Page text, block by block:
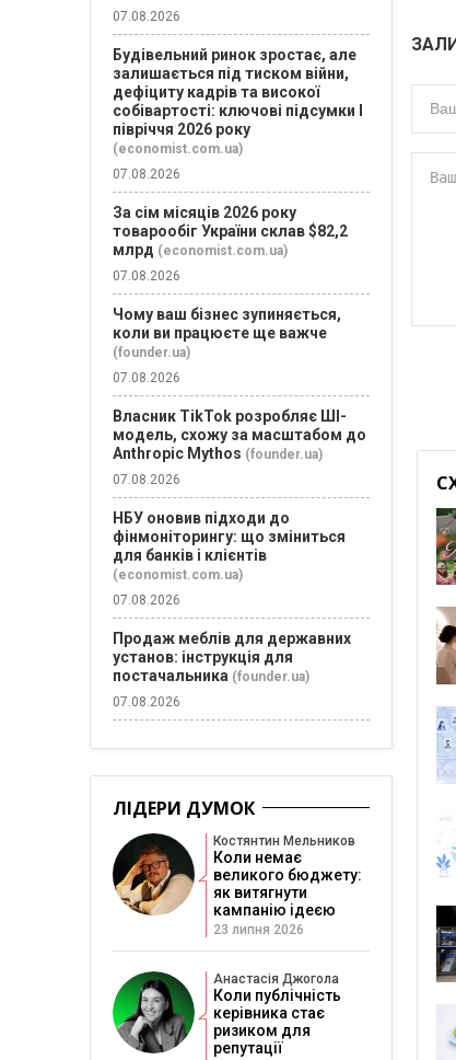
07.08.2026
Будівельний ринок зростає, але
залишається під тиском війни,
дефіциту кадрів та високої
собівартості: ключові підсумки І
півріччя 2026 року
(economist.com.ua)
07.08.2026
За сім місяців 2026 року
товарообіг України склав $82,2
млрд (economist.com.ua)
07.08.2026
Чому ваш бізнес зупиняється,
коли ви працюєте ще важче
(founder.ua)
07.08.2026
Власник TikTok розробляє ШІ-
модель, схожу за масштабом до
Anthropic Mythos (founder.ua)
07.08.2026
НБУ оновив підходи до
фінмоніторингу: що зміниться
для банків і клієнтів
(economist.com.ua)
07.08.2026
Продаж меблів для державних
установ: інструкція для
постачальника (founder.ua)
07.08.2026
ЛІДЕРИ ДУМОК
Костянтин Мельников
Коли немає
великого бюджету:
як витягнути
кампанію ідеєю
23 липня 2026
Анастасія Джогола
Коли публічність
керівника стає
ризиком для
репутації